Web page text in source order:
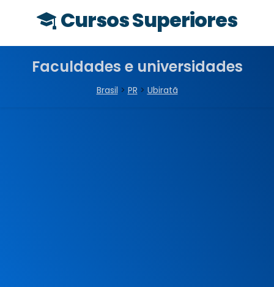
Cursos Superiores
Faculdades e universidades
Brasil > PR > Ubiratã